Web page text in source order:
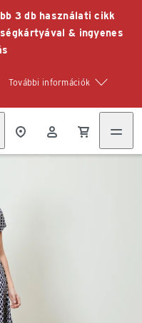
3 db használati cikk
& ingyenes
További információk